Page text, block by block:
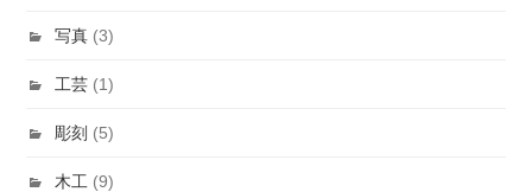
写真 (3)
工芸 (1)
彫刻 (5)
木工 (9)